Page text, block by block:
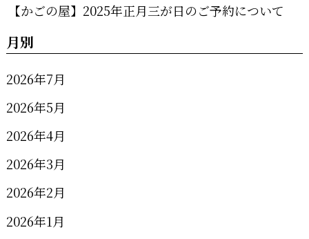
【かごの屋】2025年正月三が日のご予約について
月別
2026年7月
2026年5月
2026年4月
2026年3月
2026年2月
2026年1月